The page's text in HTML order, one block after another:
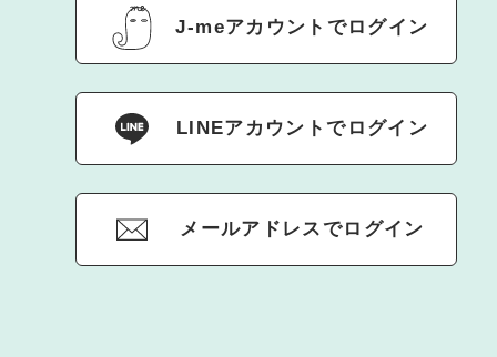
J-meアカウントでログイン
LINEアカウントでログイン
メールアドレスでログイン